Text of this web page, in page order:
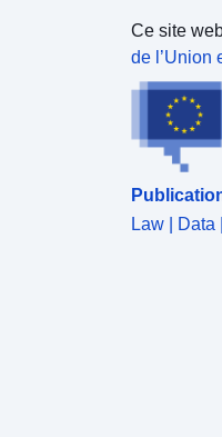
Ce site
de l’Union
Law |